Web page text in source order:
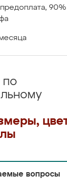
по
вопросы